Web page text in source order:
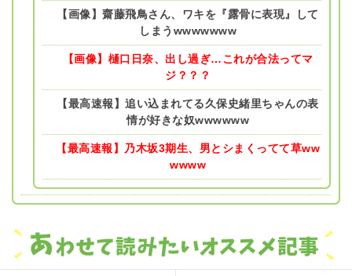
【画像】齋藤飛鳥さん、ワキを『露骨に表現』して
しまうwwwwwww
【画像】樋口日奈、出し過ぎ…これが合法ってマ
ジ？？？
【最高速報】追い込まれてる久保史緒里ちゃんの表
情が好きな奴wwwwww
【最高速報】乃木坂3期生、男とシまくってて草ww
wwww